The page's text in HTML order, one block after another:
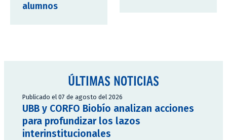
alumnos
ÚLTIMAS NOTICIAS
Publicado el 07 de agosto del 2026
UBB y CORFO Biobío analizan acciones
para profundizar los lazos
interinstitucionales